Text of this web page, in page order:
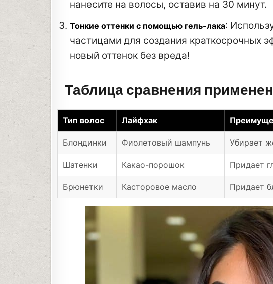
нанесите на волосы, оставив на 30 минут.
Тонкие оттенки с помощью гель-лака:
частицами для создания краткосрочных
новый оттенок без вреда!
Таблица сравнения
Тип волос Лайфхак
Блондинки Фиолетовый шампунь Убирает
Шатенки Какао-порошок Придает
Брюнетки Касторовое масло Придает